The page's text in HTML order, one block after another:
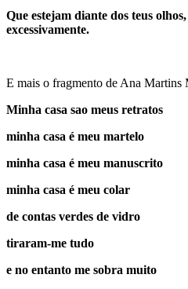
Que estejam diante dos teus
excessivamente.
E mais o fragmento de Ana Martins
Minha casa sao meus retratos
minha casa é meu martelo
minha casa é meu manuscrito
minha casa é meu colar
de contas verdes de vidro
tiraram-me tudo
e no entanto me sobra muito